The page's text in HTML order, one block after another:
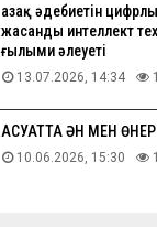
Қазақ әдебиетін
жасанды интеллект
ғылыми әлеуеті
13.07.2026, 14:34
АҚСУАТТА ӘН МЕН
10.06.2026, 15:30